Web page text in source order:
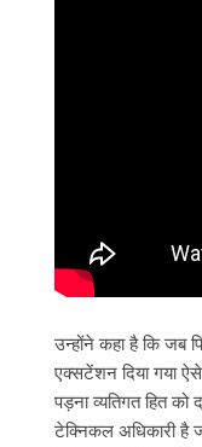
उन्होंने कहा है कि जब
एक्सटेंशन दिया गया
पड़ना व्यतिगत हित को
टेक्निकल अधिकारी है